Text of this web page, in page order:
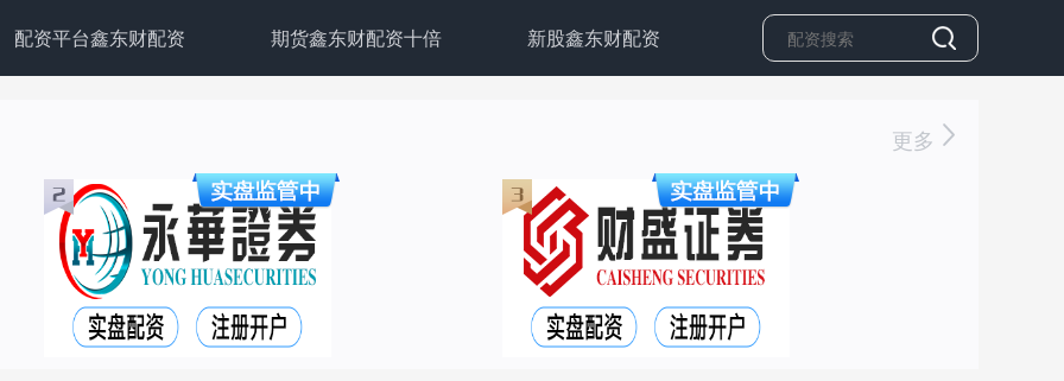
配资平台鑫东财配资 期货鑫东财配资十倍 新股鑫东财配资
更多